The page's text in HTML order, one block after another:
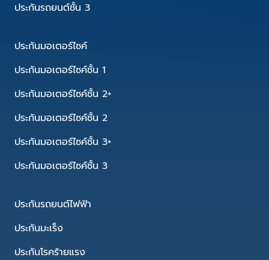
ประกันรถยนต์ชั้น 3
ประกันมอเตอร์ไซค์
ประกันมอเตอร์ไซค์ชั้น 1
ประกันมอเตอร์ไซค์ชั้น 2+
ประกันมอเตอร์ไซค์ชั้น 2
ประกันมอเตอร์ไซค์ชั้น 3+
ประกันมอเตอร์ไซค์ชั้น 3
ประกันรถยนต์ไฟฟ้า
ประกันมะเร็ง
ประกันโรคร้ายแรง